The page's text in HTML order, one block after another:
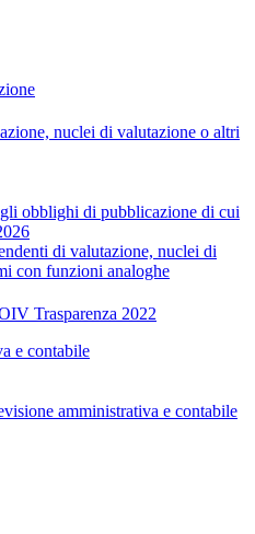
nuclei di valutazione o altri
obblighi di pubblicazione di cui
di valutazione, nuclei di
con funzioni analoghe
Trasparenza 2022
e contabile
amministrativa e contabile